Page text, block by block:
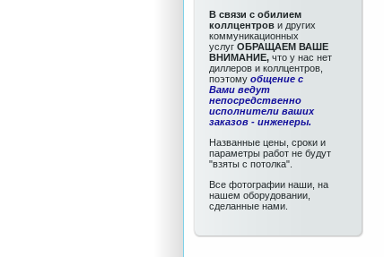
В связи с обилием
коллцентров и других
коммуникационных
услуг ОБРАЩАЕМ ВАШЕ
ВНИМАНИЕ, что у нас нет
диллеров и коллцентров,
поэтому общение с
Вами ведут
непосредственно
исполнители ваших
заказов - инженеры.
Названные цены, сроки и
параметры работ не будут
"взяты с потолка".
Все фотографии наши, на
нашем оборудовании,
сделанные нами.